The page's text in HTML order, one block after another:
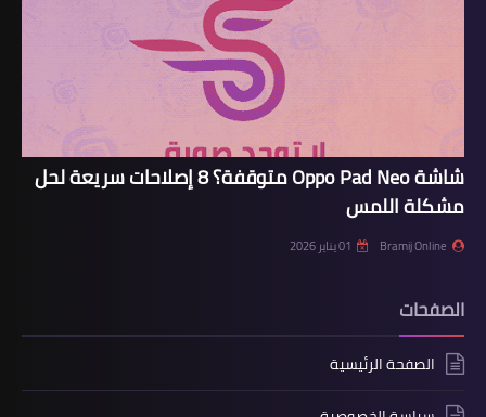
شاشة Oppo Pad Neo متوقفة؟ 8 إصلاحات سريعة لحل
مشكلة اللمس
Bramij Online 01 يناير 2026
الصفحات
الصفحة الرئيسية